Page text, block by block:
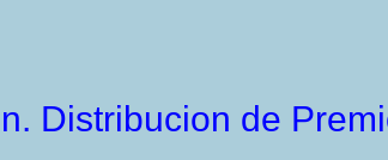
Distribucion de